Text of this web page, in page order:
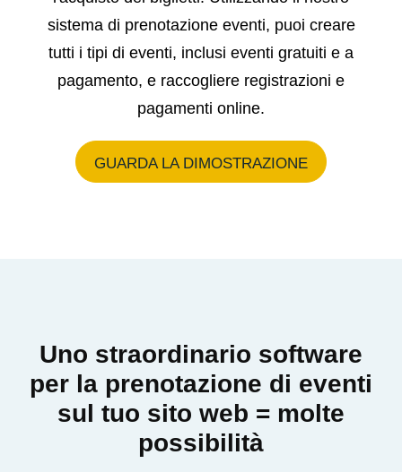
sistema di prenotazione eventi, puoi creare
tutti i tipi di eventi, inclusi eventi gratuiti e a
pagamento, e raccogliere registrazioni e
pagamenti online.
GUARDA LA DIMOSTRAZIONE
Uno straordinario software
per la prenotazione di eventi
sul tuo sito web = molte
possibilità